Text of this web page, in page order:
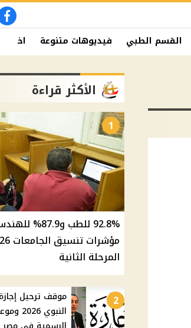
القسم الطبي فيديوهات متنوعة اخبار
الأكثر قراءة
1
92.8% للطب و87.9%
المرحلة الثانية
2
موقف ترحيل
النبوي